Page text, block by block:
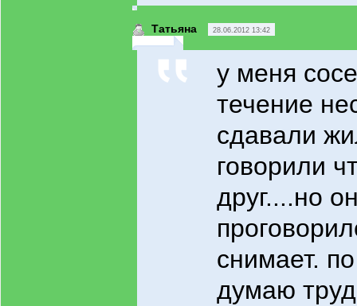
Татьяна 28.06.2012 13:42
у меня
течение
сдавали
говорили
друг....но
снимает.
думаю